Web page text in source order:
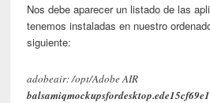
Nos debe aparecer un listado de las
tenemos instaladas en nuestro
siguiente:
adobeair: /opt/Adobe AIR